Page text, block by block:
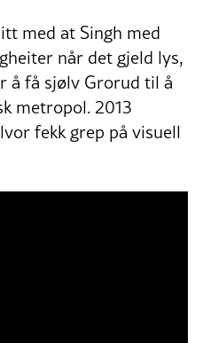
med at Singh med
når det gjeld lys,
å få sjølv Grorud til å
metropol. 2013
fekk grep på visuell